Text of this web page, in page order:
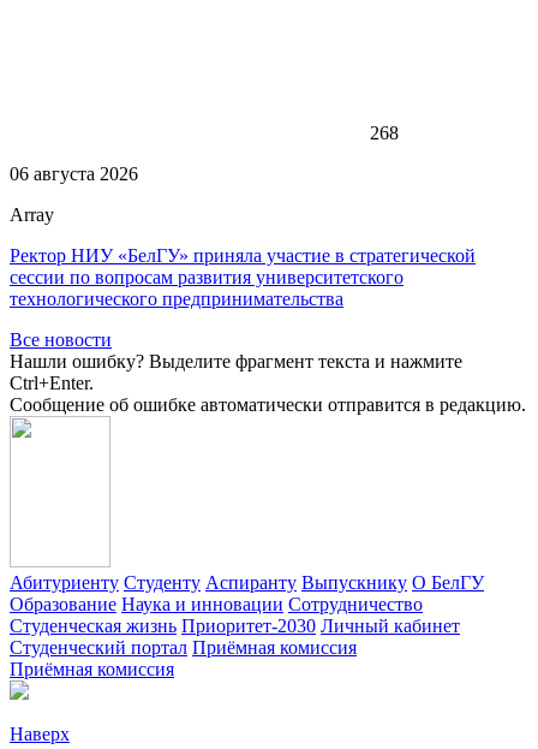
268
06 августа 2026
Array
Ректор НИУ «БелГУ» приняла участие в стратегической
сессии по вопросам развития университетского
технологического предпринимательства
Все новости
Нашли ошибку? Выделите фрагмент текста и нажмите
Ctrl+Enter.
Сообщение об ошибке автоматически отправится в редакцию.
Абитуриенту Студенту Аспиранту Выпускнику О БелГУ
Образование Наука и инновации Сотрудничество
Студенческая жизнь Приоритет-2030 Личный кабинет
Студенческий портал Приёмная комиссия
Приёмная комиссия
Наверх